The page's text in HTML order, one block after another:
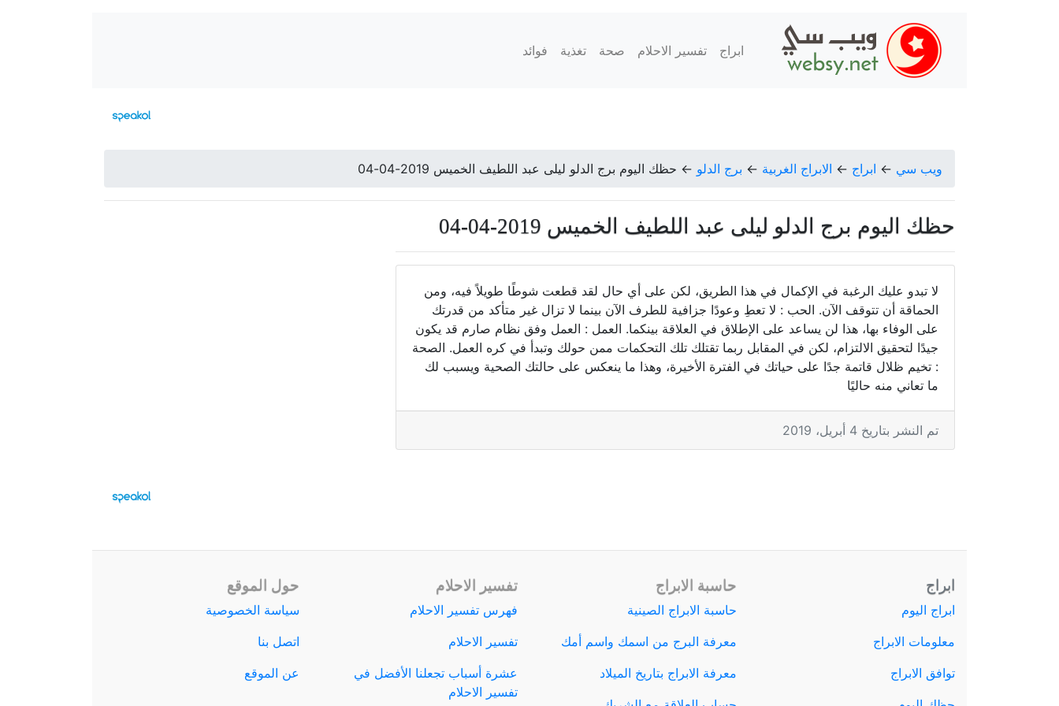
ابراج تفسير الاحلام صحة تغذية فوائد
ويب سي ← ابراج ← الابراج الغربية ← برج الدلو ← حظك اليوم برج الدلو ليلى عبد اللطيف الخميس 2019-04-04
حظك اليوم برج الدلو ليلى عبد اللطيف الخميس 2019-04-04
لا تبدو عليك الرغبة في الإكمال في هذا الطريق، لكن على أي حال لقد قطعت شوطًا طويلاً فيه، ومن
الحماقة أن تتوقف الآن. الحب : لا تعطِ وعودًا جزافية للطرف الآن بينما لا تزال غير متأكد من قدرتك
على الوفاء بها، هذا لن يساعد على الإطلاق في العلاقة بينكما. العمل : العمل وفق نظام صارم قد يكون
جيدًا لتحقيق الالتزام، لكن في المقابل ربما تقتلك تلك التحكمات ممن حولك وتبدأ في كره العمل. الصحة
: تخيم ظلال قاتمة جدًا على حياتك في الفترة الأخيرة، وهذا ما ينعكس على حالتك الصحية ويسبب لك
ما تعاني منه حاليًا
تم النشر بتاريخ 4 أبريل، 2019
ابراج
ابراج اليوم
معلومات الابراج
توافق الابراج
حاسبة الابراج
حاسبة الابراج الصينية
معرفة البرج من اسمك واسم أمك
معرفة الابراج بتاريخ الميلاد
تفسير الاحلام
فهرس تفسير الاحلام
تفسير الاحلام
عشرة أسباب تجعلنا الأفضل في
تفسير الاحلام
حول الموقع
سياسة الخصوصية
اتصل بنا
عن الموقع